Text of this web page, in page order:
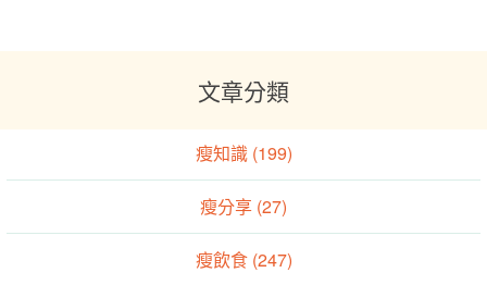
文章分類
瘦知識 (199)
瘦分享 (27)
瘦飲食 (247)